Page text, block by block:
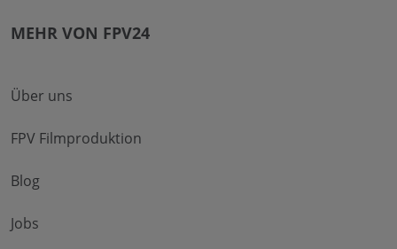
MEHR VON FPV24
Über uns
FPV Filmproduktion
Blog
Jobs